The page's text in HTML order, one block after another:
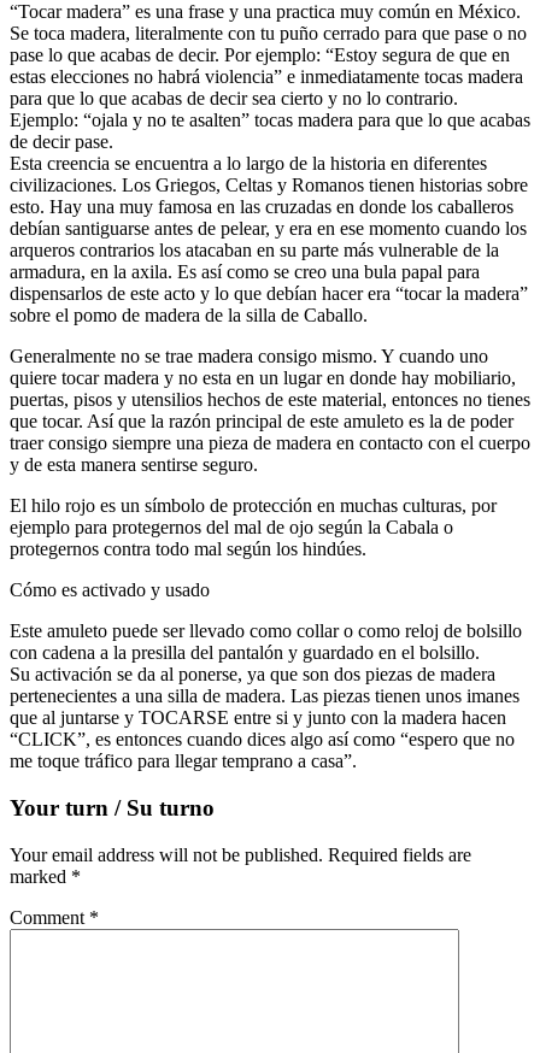
“Tocar madera” es una frase y una practica muy común en México.
Se toca madera, literalmente con tu puño cerrado para que pase o no
pase lo que acabas de decir. Por ejemplo: “Estoy segura de que en
estas elecciones no habrá violencia” e inmediatamente tocas madera
para que lo que acabas de decir sea cierto y no lo contrario.
Ejemplo: “ojala y no te asalten” tocas madera para que lo que acabas
de decir pase.
Esta creencia se encuentra a lo largo de la historia en diferentes
civilizaciones. Los Griegos, Celtas y Romanos tienen historias sobre
esto. Hay una muy famosa en las cruzadas en donde los caballeros
debían santiguarse antes de pelear, y era en ese momento cuando los
arqueros contrarios los atacaban en su parte más vulnerable de la
armadura, en la axila. Es así como se creo una bula papal para
dispensarlos de este acto y lo que debían hacer era “tocar la madera”
sobre el pomo de madera de la silla de Caballo.
Generalmente no se trae madera consigo mismo. Y cuando uno
quiere tocar madera y no esta en un lugar en donde hay mobiliario,
puertas, pisos y utensilios hechos de este material, entonces no tienes
que tocar. Así que la razón principal de este amuleto es la de poder
traer consigo siempre una pieza de madera en contacto con el cuerpo
y de esta manera sentirse seguro.
El hilo rojo es un símbolo de protección en muchas culturas, por
ejemplo para protegernos del mal de ojo según la Cabala o
protegernos contra todo mal según los hindúes.
Cómo es activado y usado
Este amuleto puede ser llevado como collar o como reloj de bolsillo
con cadena a la presilla del pantalón y guardado en el bolsillo.
Su activación se da al ponerse, ya que son dos piezas de madera
pertenecientes a una silla de madera. Las piezas tienen unos imanes
que al juntarse y TOCARSE entre si y junto con la madera hacen
“CLICK”, es entonces cuando dices algo así como “espero que no
me toque tráfico para llegar temprano a casa”.
Your turn / Su turno
Your email address will not be published. Required fields are
marked *
Comment *